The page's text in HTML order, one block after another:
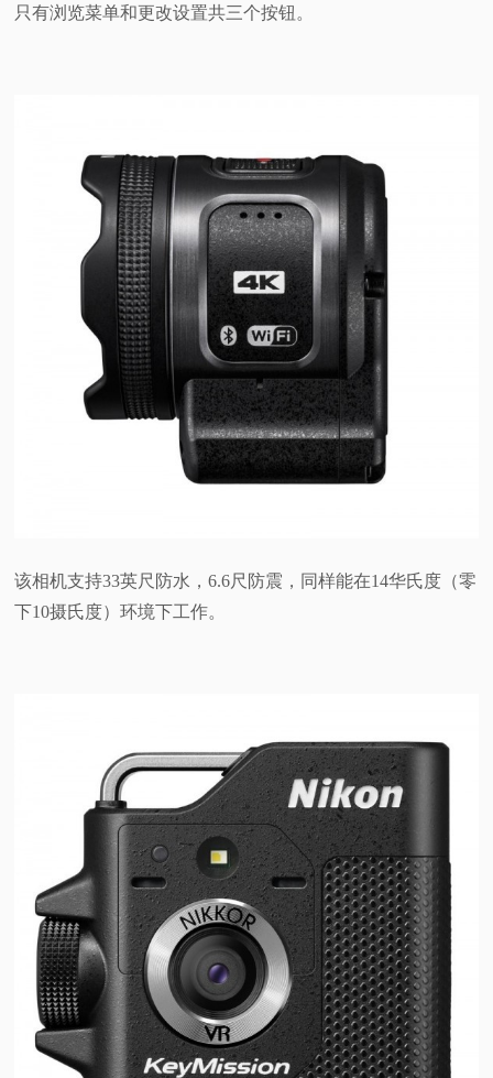
只有浏览菜单和更改设置共三个按钮。
该相机支持33英尺防水，6.6尺防震，同样能在14华氏度（零
下10摄氏度）环境下工作。